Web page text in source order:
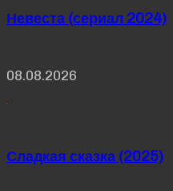
Невеста (сериал 2024)
08.08.2026
Сладкая сказка (2025)